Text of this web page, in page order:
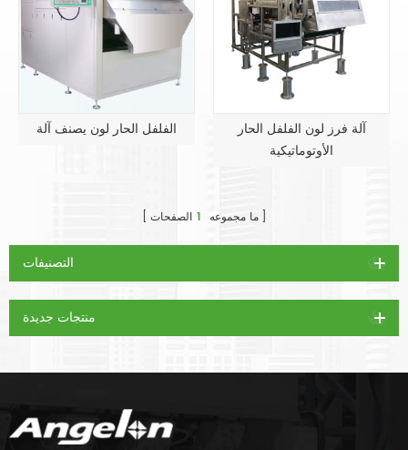
الفلفل الحار لون يصنف آلة
آلة فرز لون الفلفل الحار
الأوتوماتيكية
ما مجموعه 1 الصفحات
التصنيفات
منتجات جديدة